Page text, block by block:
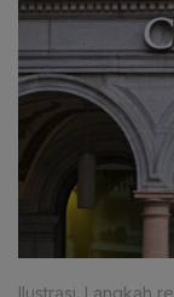
Ilustrasi. Langkah